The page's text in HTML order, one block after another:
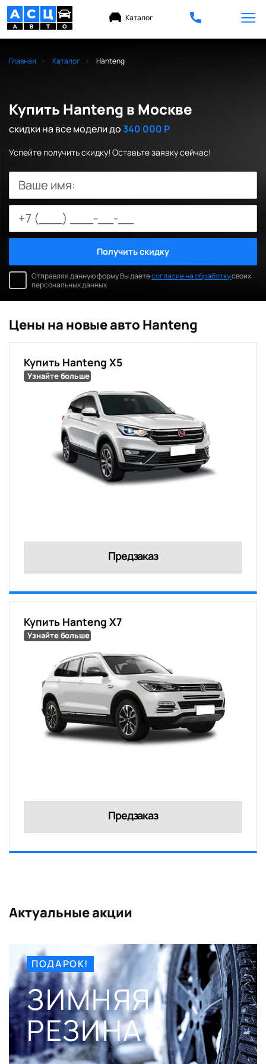
Каталог
Главная Каталог Hanteng
Купить Hanteng в Москве
скидки на все модели до340 000 Р
Успейте получить скидку! Оставьте заявку сейчас!
Ваше имя:
Получить скидку
Отправляя данную форму Вы даетесогласие на обработкусвоих
персональных данных
Цены на новые авто Hanteng
Купить Hanteng X5
Узнайте больше
Предзаказ
Купить Hanteng X7
Узнайте больше
Предзаказ
Актуальные акции
ПОДАРОК!
ЗИМНЯЯ
РЕЗИНА